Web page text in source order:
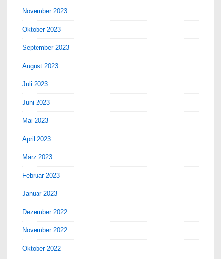
November 2023
Oktober 2023
September 2023
August 2023
Juli 2023
Juni 2023
Mai 2023
April 2023
März 2023
Februar 2023
Januar 2023
Dezember 2022
November 2022
Oktober 2022